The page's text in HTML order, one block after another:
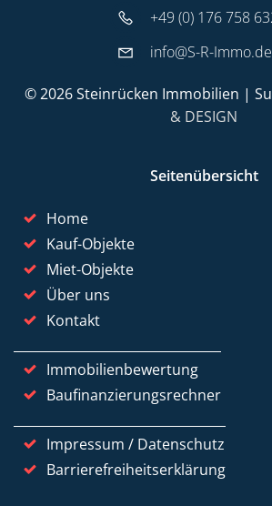
+49 (0) 176 758
info@S-R-Immo.de
© 2026 Steinrücken Immobilien |
& DESIGN
Seitenübersicht
Home
Kauf-Objekte
Miet-Objekte
Über uns
Kontakt
Immobilienbewertung
Baufinanzierungsrechner
Impressum / Datenschutz
Barrierefreiheitserklärung